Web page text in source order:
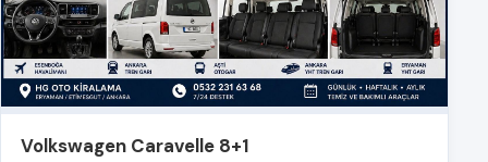
Volkswagen Caravelle 8+1